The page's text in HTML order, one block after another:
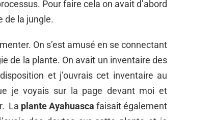
Pour faire cela on avait d’abord
de la jungle.
On s’est amusé en se connectant
de la plante. On avait un inventaire des
et j’ouvrais cet inventaire au
je voyais sur la page devant moi et
La plante Ayahuasca faisait également